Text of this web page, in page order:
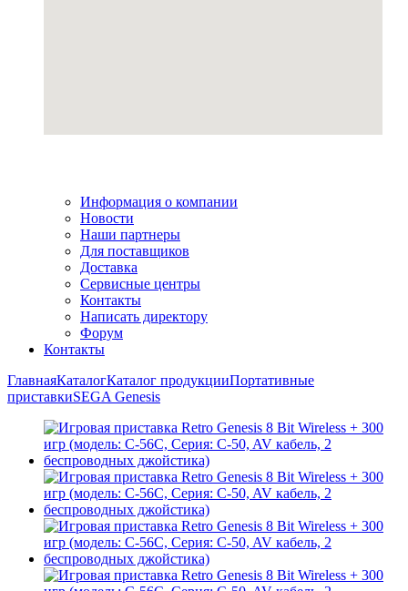
Информация о компании
Новости
Наши партнеры
Для поставщиков
Доставка
Сервисные центры
Контакты
Написать директору
Форум
Контакты
ГлавнаяКаталогКаталог продукцииПортативные
приставкиSEGA Genesis